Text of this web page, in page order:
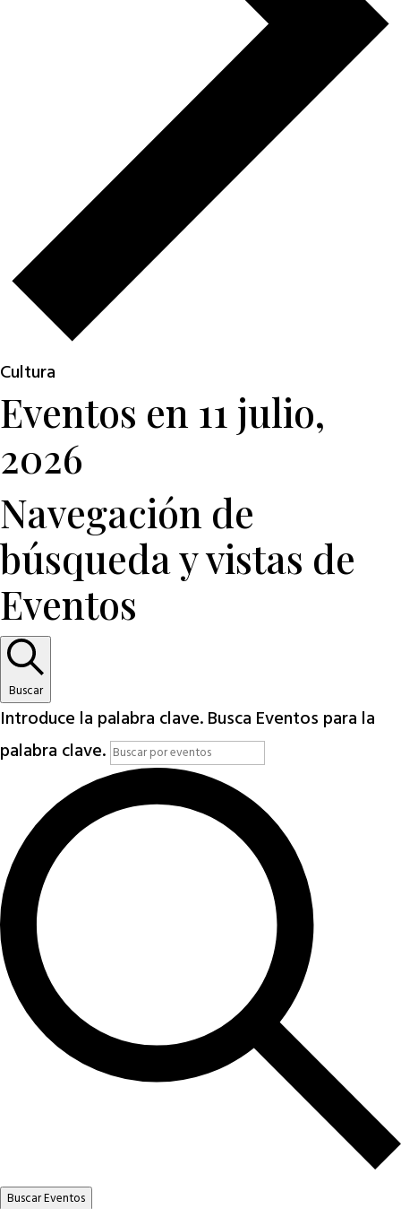
Cultura
Eventos en 11 julio,
2026
Navegación de
búsqueda y vistas de
Eventos
Buscar
Introduce la palabra clave. Busca Eventos para la
palabra clave.
Buscar Eventos